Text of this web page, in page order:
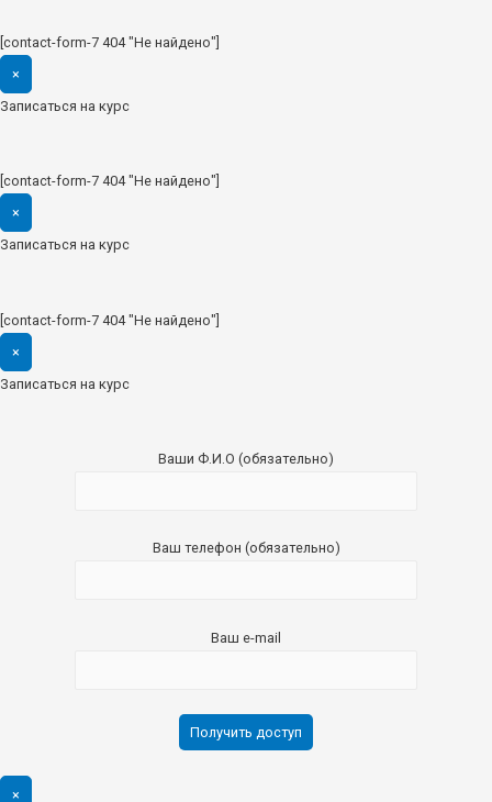
[contact-form-7 404 "Не найдено"]
×
Записаться на курс
[contact-form-7 404 "Не найдено"]
×
Записаться на курс
[contact-form-7 404 "Не найдено"]
×
Записаться на курс
Ваши Ф.И.О (обязательно)
Ваш телефон (обязательно)
Ваш e-mail
×